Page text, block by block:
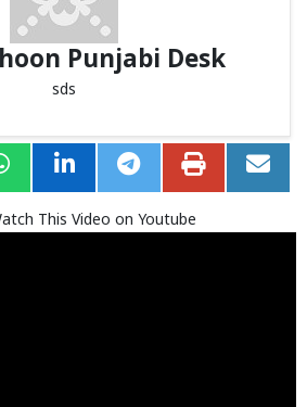
Punjabi Desk
sds
This Video on Youtube